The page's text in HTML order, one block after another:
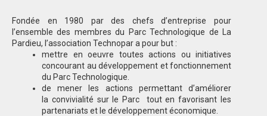
Fondée en 1980 par des chefs d’entreprise pour
l’ensemble des membres du Parc Technologique de La
Pardieu, l’association Technopar a pour but :
mettre en oeuvre toutes actions ou initiatives
concourant au développement et fonctionnement
du Parc Technologique.
de mener les actions permettant d’améliorer
la convivialité sur le Parc tout en favorisant les
partenariats et le développement économique.